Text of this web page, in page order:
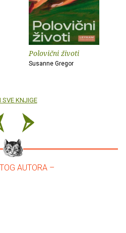
Polovični životi
Susanne Gregor
SVE KNJIGE
AUTORA –